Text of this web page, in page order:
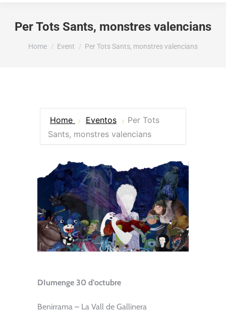
Per Tots Sants, monstres valencians
You are here:
Home Event Per Tots Sants, monstres valencians
Home Eventos
Per Tots
Sants, monstres valencians
DIumenge 30 d’octubre
Benirrama – La Vall de Gallinera